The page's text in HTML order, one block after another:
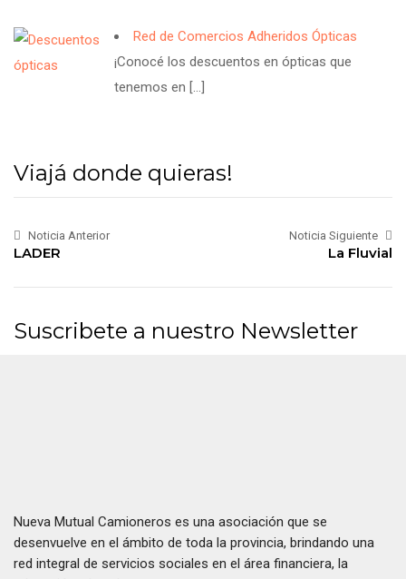
Red de Comercios Adheridos Ópticas
¡Conocé los descuentos en ópticas que
tenemos en […]
Viajá donde quieras!
Noticia Anterior
LADER
Noticia Siguiente
La Fluvial
Suscribete a nuestro Newsletter
Nueva Mutual Camioneros es una asociación que se
desenvuelve en el ámbito de toda la provincia, brindando una
red integral de servicios sociales en el área financiera, la